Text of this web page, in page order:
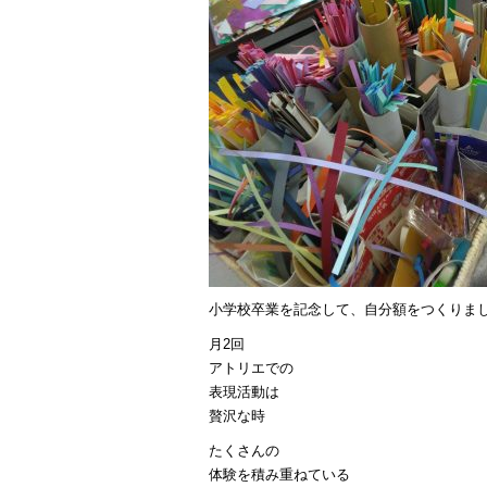
小学校卒業を記念して、自分額をつくりま
月2回
アトリエでの
表現活動は
贅沢な時
たくさんの
体験を積み重ねている